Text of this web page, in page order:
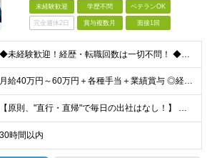
未経験歓迎 学歴不問 ベテランOK
完全週休2日 賞与複数月 面接1回
◆未経験歓迎！経歴・転職回数は一切不問！ ◆異業界出身の30代・40代も活躍中！ ◆U・Iターン希望の方も歓迎（引越費用規定あり） 【応募要件】 ■高卒以上 ■普通自動車運転免許（AT限定可） ■基
月給40万円～60万円＋各種手当＋業績賞与 ◎経験や能力等を考慮し、優遇いたします！ ◎成果により業績賞与を年2回支給します！ 上記月給には、固定残業代として 「60,800円～95,000円（28
【原則、"直行・直帰"で毎日の出社はなし！】 東京・埼玉・千葉・神奈川などを中心とした 周辺エリアの現場に「直行・直帰」となります！ ■関東第一第二支部 埼玉県八潮市大字二丁目1142-2 ◎最寄り
30時間以内